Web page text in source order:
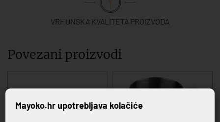
VRHUNSKA KVALITETA PROIZVODA
Povezani proizvodi
Mayoko.hr upotrebljava kolačiće